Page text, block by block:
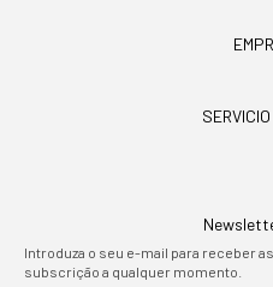
Introduza o seu e-mail para receber
subscrição a qualquer momento.